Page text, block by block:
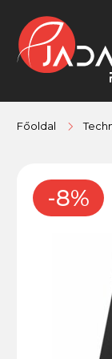
Főoldal
-8%